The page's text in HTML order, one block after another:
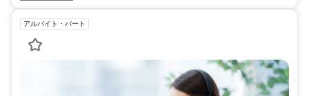
アルバイト・パート